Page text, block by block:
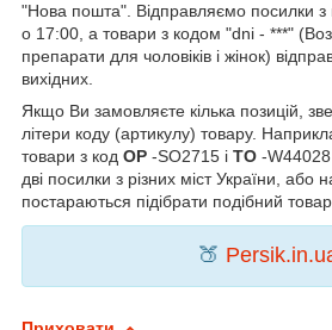
"Нова пошта". Відправляємо посилки з
о 17:00, а товари з кодом "dni - ***"
препарати для чоловіків і жінок)
вихідних.
Якщо Ви замовляєте кілька позицій,
літери коду (артикулу) товару.
товари з код OP -SO2715 і TO -
дві посилки з різних міст України, або
постараються підібрати подібний
🍑